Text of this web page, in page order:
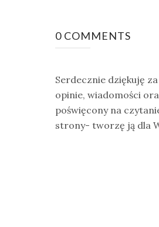
0 COMMENTS
Serdecznie dziękuję
opinie, wiadomości
poświęcony na
strony- tworzę ją dla